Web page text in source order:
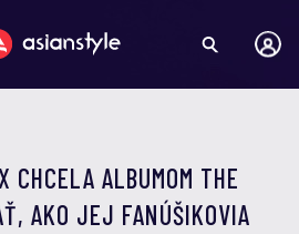
CHCELA ALBUMOM THE
AKO JEJ FANÚŠIKOVIA